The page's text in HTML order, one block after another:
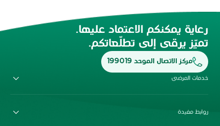
رعاية يمكنكم الاعتماد عليها.
تميّز يرقى إلى تطلّعاتكم.
مركز الاتصال الموحد 199019
خدمات المرضى
روابط مفيدة